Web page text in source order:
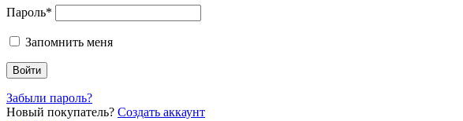
Пароль*
Запомнить меня
Забыли пароль?
Новый покупатель? Создать аккаунт